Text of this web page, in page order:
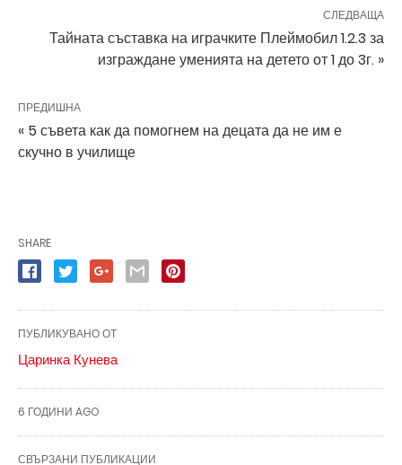
СЛЕДВАЩА
Тайната съставка на играчките Плеймобил 1.2.3 за
изграждане уменията на детето от 1 до 3г. »
ПРЕДИШНА
« 5 съвета как да помогнем на децата да не им е
скучно в училище
SHARE
ПУБЛИКУВАНО ОТ
Царинка Кунева
6 ГОДИНИ AGO
СВЪРЗАНИ ПУБЛИКАЦИИ